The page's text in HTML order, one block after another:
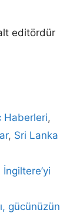
editördür
Haberleri,
, Sri Lanka
gücünüzün